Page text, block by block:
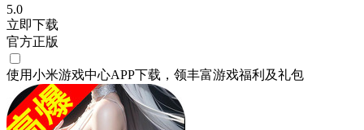
5.0
立即下载
官方正版
使用小米游戏中心APP下载 ，领丰富游戏福利 及礼包